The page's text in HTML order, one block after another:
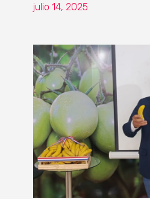
julio 14, 2025